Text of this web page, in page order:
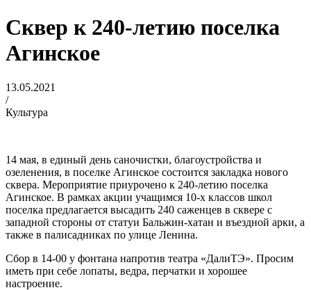
Сквер к 240-летию поселка
Агинское
13.05.2021
/
Культура
14 мая, в единый день саночистки, благоустройства и
озеленения, в поселке Агинское состоится закладка нового
сквера. Мероприятие приурочено к 240-летию поселка
Агинское. В рамках акции учащимся 10-х классов школ
поселка предлагается высадить 240 саженцев в сквере с
западной стороны от статуи Бальжин-хатан и въездной арки, а
также в палисадниках по улице Ленина.
Сбор в 14-00 у фонтана напротив театра «ДалиТЭ». Просим
иметь при себе лопаты, ведра, перчатки и хорошее
настроение.